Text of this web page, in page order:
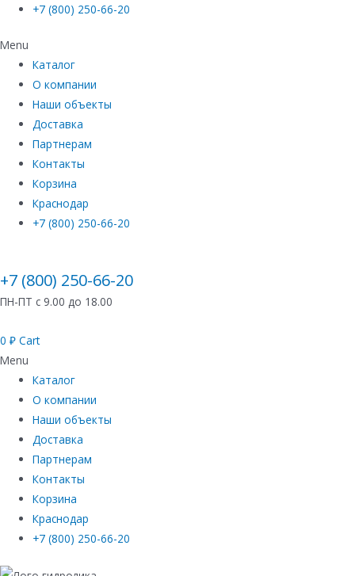
+7 (800) 250-66-20
Menu
Каталог
О компании
Наши объекты
Доставка
Партнерам
Контакты
Корзина
Краснодар
+7 (800) 250-66-20
+7 (800) 250-66-20
ПН-ПТ с 9.00 до 18.00
0 ₽ Cart
Menu
Каталог
О компании
Наши объекты
Доставка
Партнерам
Контакты
Корзина
Краснодар
+7 (800) 250-66-20